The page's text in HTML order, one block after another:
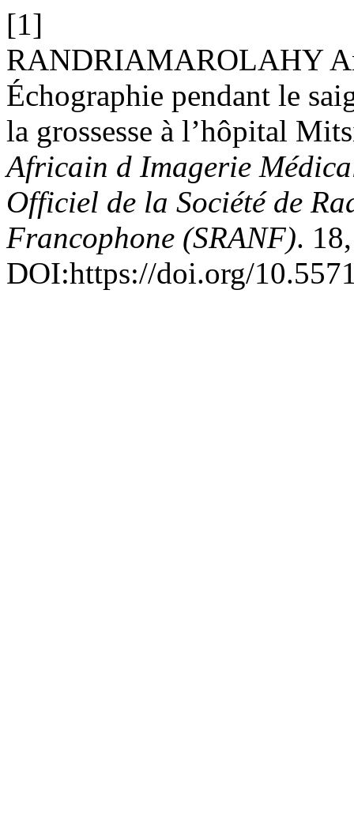
[1]
RANDRIAMAROLAHY
Échographie pendant le
la grossesse à l’hôpital
Africain d Imagerie
Officiel de la Société de
Francophone (SRANF).
DOI:https://doi.org/